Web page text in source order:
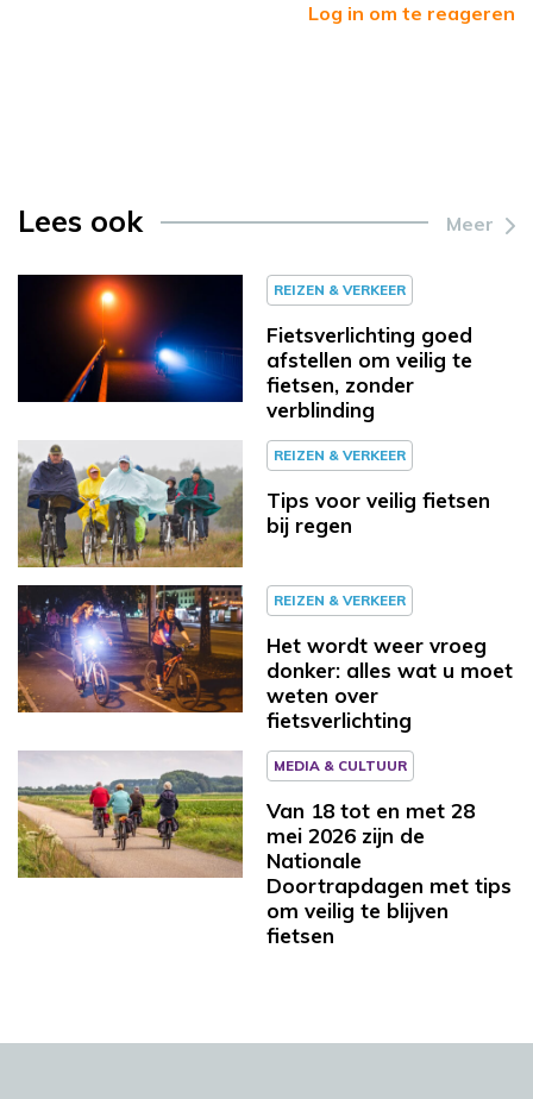
Log in om te reageren
Lees ook Meer
REIZEN & VERKEER
Fietsverlichting goed
afstellen om veilig te
fietsen, zonder
verblinding
REIZEN & VERKEER
Tips voor veilig fietsen
bij regen
REIZEN & VERKEER
Het wordt weer vroeg
donker: alles wat u moet
weten over
fietsverlichting
MEDIA & CULTUUR
Van 18 tot en met 28
mei 2026 zijn de
Nationale
Doortrapdagen met tips
om veilig te blijven
fietsen